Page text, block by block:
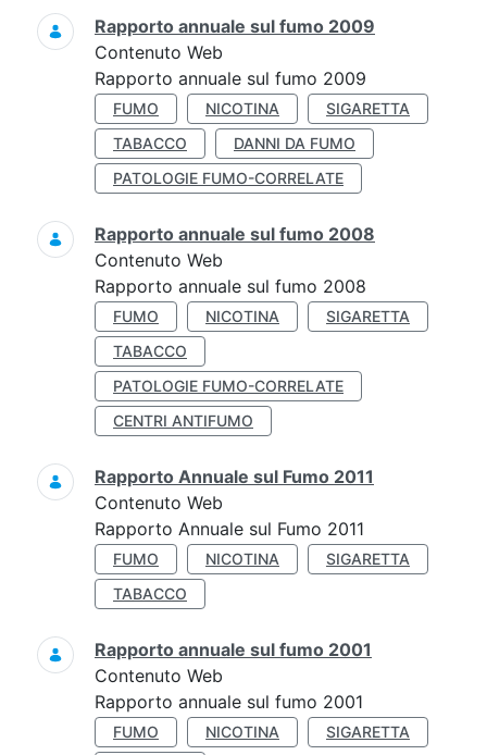
Rapporto annuale sul fumo 2009
Contenuto Web
Rapporto annuale sul fumo 2009
FUMO NICOTINA
SIGARETTA
TABACCO
DANNI DA FUMO
PATOLOGIE FUMO-CORRELATE
Rapporto annuale sul fumo 2008
Contenuto Web
Rapporto annuale sul fumo 2008
FUMO NICOTINA
SIGARETTA
TABACCO
PATOLOGIE FUMO-CORRELATE
CENTRI ANTIFUMO
Rapporto Annuale sul Fumo 2011
Contenuto Web
Rapporto Annuale sul Fumo 2011
FUMO NICOTINA
SIGARETTA
TABACCO
Rapporto annuale sul fumo 2001
Contenuto Web
Rapporto annuale sul fumo 2001
FUMO NICOTINA
SIGARETTA